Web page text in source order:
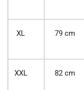
XL 79 cm
XXL 82 cm